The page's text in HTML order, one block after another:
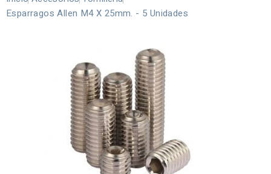
Esparragos Allen M4 X 25mm. - 5 Unidades